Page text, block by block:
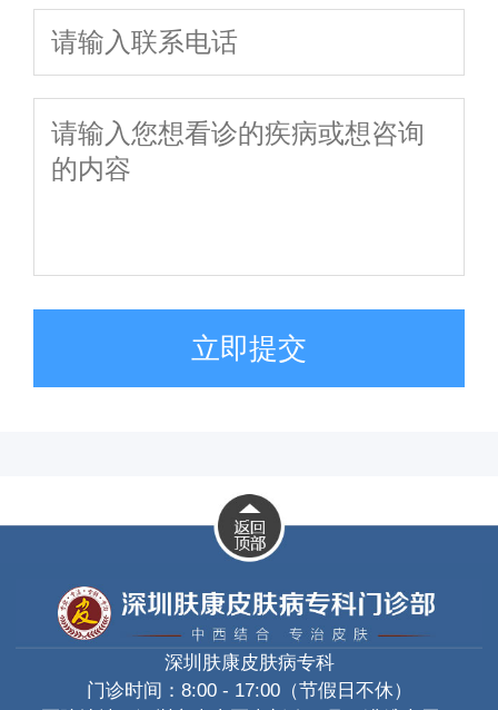
立即提交
深圳肤康皮肤病专科
门诊时间：8:00 - 17:00（节假日不休）